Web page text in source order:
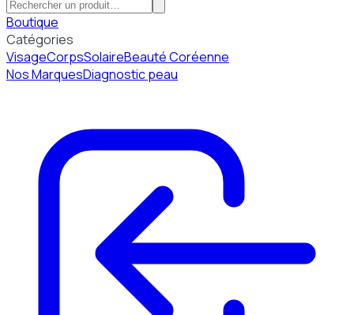
Boutique
Catégories
VisageCorpsSolaireBeauté Coréenne
Nos MarquesDiagnostic peau